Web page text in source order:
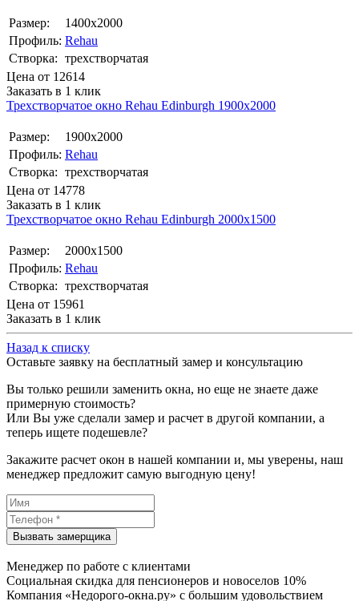
Размер:
1400х2000
Профиль: Rehau
Створка: трехстворчатая
Цена от 12614
Заказать в 1 клик
Трехстворчатое окно Rehаu Edinburgh 1900х2000
Размер:
1900х2000
Профиль: Rehau
Створка: трехстворчатая
Цена от 14778
Заказать в 1 клик
Трехстворчатое окно Rehаu Edinburgh 2000х1500
Размер:
2000х1500
Профиль: Rehau
Створка: трехстворчатая
Цена от 15961
Заказать в 1 клик
Назад к списку
Оставьте заявку на бесплатный замер и консультацию
Вы только решили заменить окна, но еще не знаете даже
примерную стоимость?
Или Вы уже сделали замер и расчет в другой компании, а
теперь ищете подешевле?
Закажите расчет окон в нашей компании и, мы уверены, наш
менеджер предложит самую выгодную цену!
Менеджер по работе с клиентами
Социальная скидка для пенсионеров и новоселов 10%
Компания «Недорого-окна.ру» с большим удовольствием